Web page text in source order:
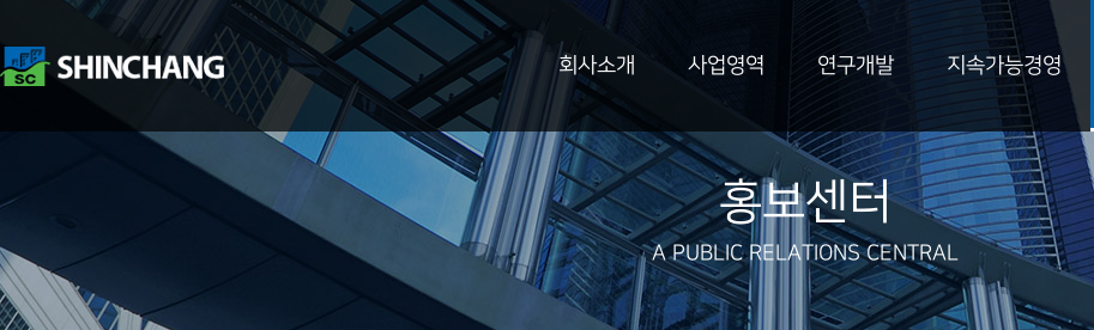
회사소개 사업영역 연구개발 지속가능경영
홍보센터
A PUBLIC RELATIONS CENTRAL